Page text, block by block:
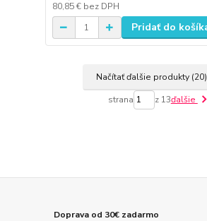
80,85 € bez DPH
Pridať do
Načítať ďalšie produkty (20)
strana z 13ďalšie
Doprava od 30€ zadarmo